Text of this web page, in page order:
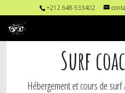
+212 648-533402
Surf
Hébergement et cours de surf